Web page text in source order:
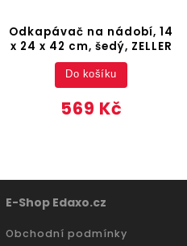
Odkapávač na nádobí, 14
x 24 x 42 cm, šedý, ZELLER
569 Kč
Do košíku
E-Shop Edaxo.cz
Obchodní podmínky